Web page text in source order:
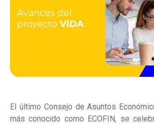
El último Consejo de Asuntos
más conocido como ECOFIN, se